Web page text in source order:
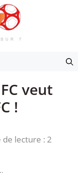
veut
!
de lecture : 2